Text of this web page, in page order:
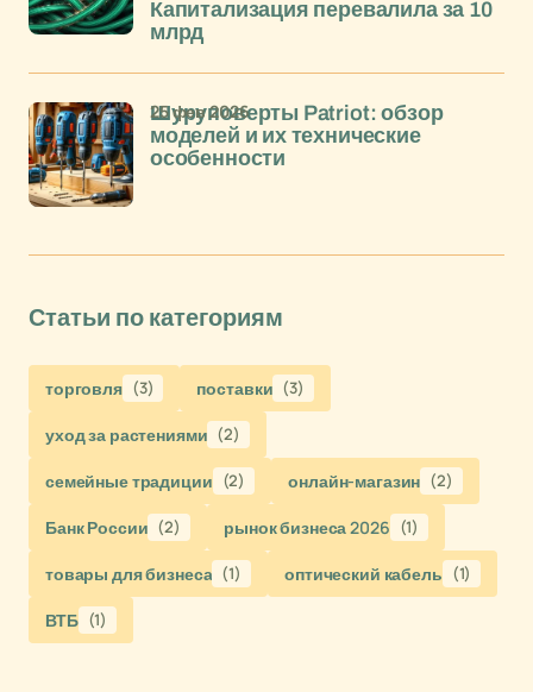
Капитализация перевалила за 10
млрд
Шуруповерты Patriot: обзор
моделей и их технические
особенности
25 фев 2026
Статьи по категориям
торговля (3) поставки (3)
уход за растениями (2)
семейные традиции (2) онлайн-магазин (2)
Банк России (2) рынок бизнеса 2026 (1)
товары для бизнеса (1) оптический кабель (1)
ВТБ (1)